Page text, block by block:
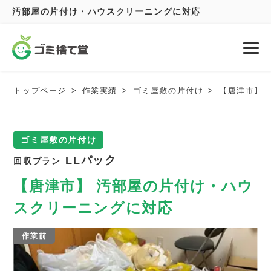
汚部屋の片付け・ハウスクリーニングに対応
トップページ 作業実績 ゴミ屋敷の片付け 【唐津市】
ゴミ屋敷の片付け
回収プラン LLパック
【唐津市】 汚部屋の片付け・ハウ
スクリーニングに対応
作業前